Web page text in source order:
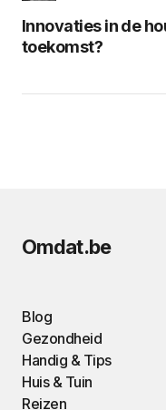
Innovaties in de
toekomst?
Omdat.be
Blog
Gezondheid
Handig & Tips
Huis & Tuin
Reizen